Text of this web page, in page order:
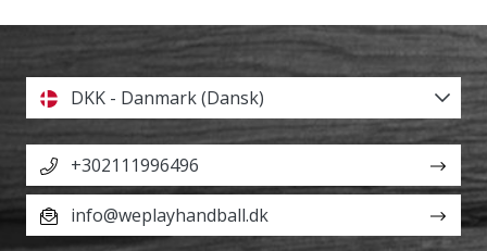
DKK - Danmark (Dansk)
+302111996496
info@weplayhandball.dk